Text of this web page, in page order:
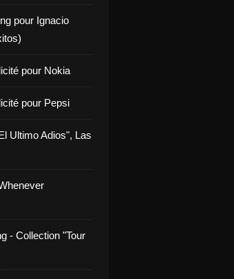
pour Ignacio
pour Nokia
pour Pepsi
Ultimo Adios", Las
- Collection "Tour